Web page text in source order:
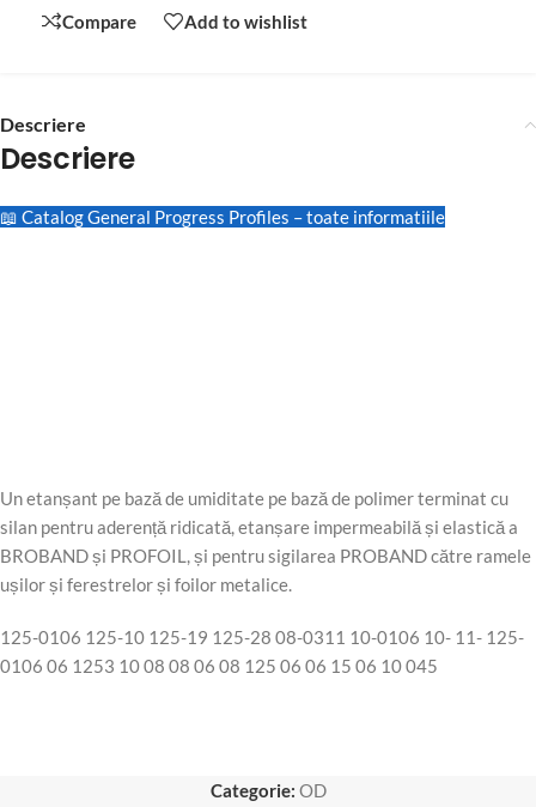
Compare Add to wishlist
Descriere
Descriere
📖 Catalog General Progress Profiles – toate informatiile
Un etanșant pe bază de umiditate pe bază de polimer terminat cu
silan pentru aderență ridicată, etanșare impermeabilă și elastică a
BROBAND și PROFOIL, și pentru sigilarea PROBAND către ramele
ușilor și ferestrelor și foilor metalice.
125-0106 125-10 125-19 125-28 08-0311 10-0106 10- 11- 125-
0106 06 1253 10 08 08 06 08 125 06 06 15 06 10 045
Categorie: OD